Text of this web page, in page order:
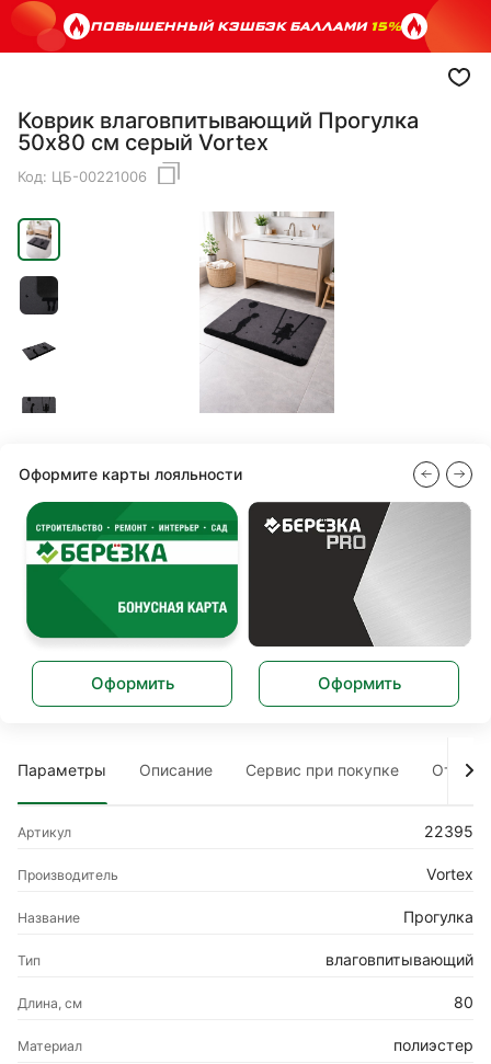
ПОВЫШЕННЫЙ КЭШБЭК БАЛЛАМИ15%
Коврик влаговпитывающий Прогулка
50х80 см серый Vortex
Код: ЦБ-00221006
Оформите карты лояльности
Оформить Оформить
Параметры Описание Сервис при покупке Отзывы
Артикул 22395
Производитель Vortex
Название Прогулка
Тип влаговпитывающий
Длина, см 80
Материал полиэстер